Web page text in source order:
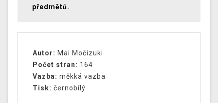
předmětů.
Autor: Mai Močizuki
Počet stran: 164
Vazba: měkká vazba
Tisk: černobílý